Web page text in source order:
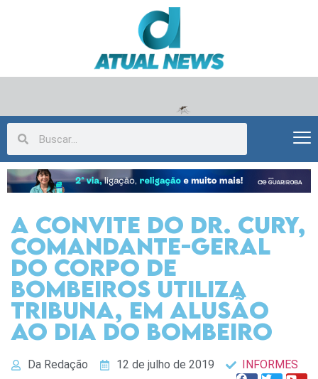
A convite do Dr. Cury,
Comandante-Geral
do Corpo de
Bombeiros utiliza
Tribuna, em alusão
ao Dia do Bombeiro
Da Redação 12 de julho de 2019 INFORMES